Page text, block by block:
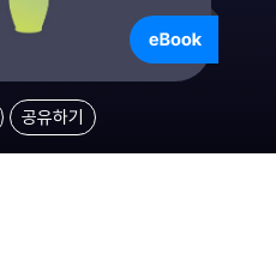
공유하기